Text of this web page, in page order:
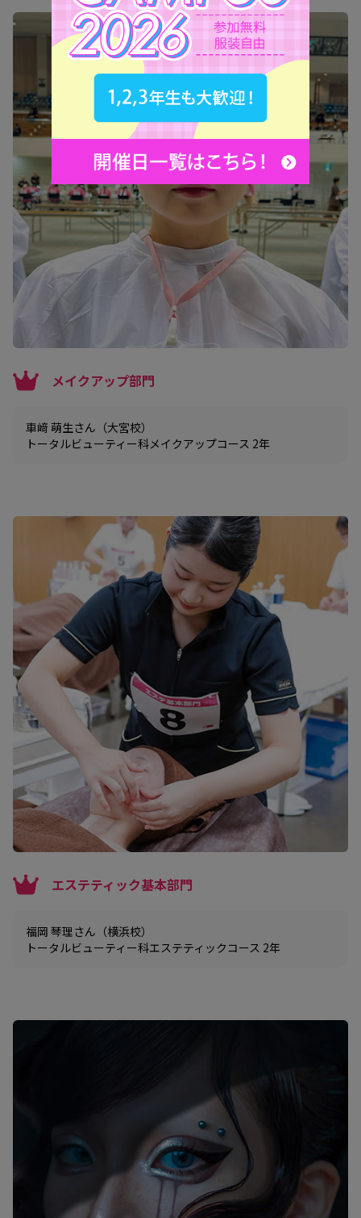
メイクアップ部門
車﨑 萌生さん（大宮校）
トータルビューティー科メイクアップコース 2年
エステティック基本部門
福岡 琴理さん（横浜校）
トータルビューティー科エステティックコース 2年